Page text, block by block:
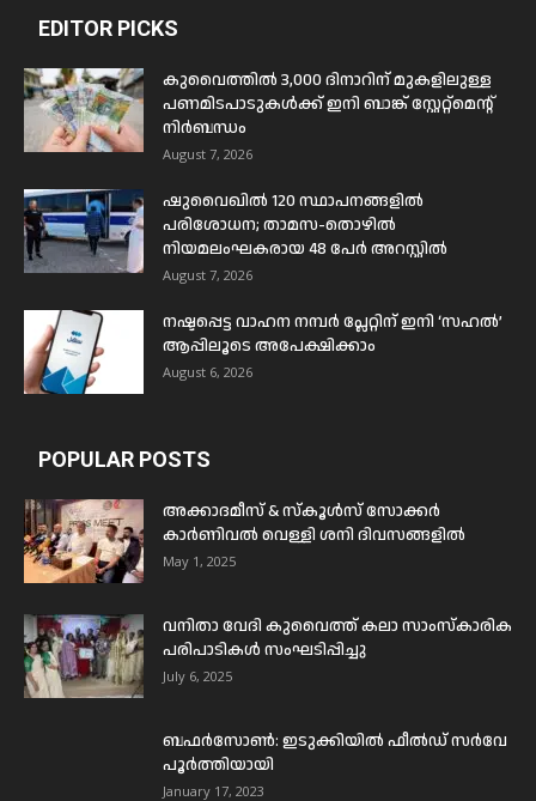
EDITOR PICKS
കുവൈത്തിൽ 3,000 ദിനാറിന് മുകളിലുള്ള
പണമിടപാടുകൾക്ക് ഇനി ബാങ്ക് സ്റ്റേറ്റ്മെന്റ്
നിർബന്ധം
August 7, 2026
ഷുവൈഖിൽ 120 സ്ഥാപനങ്ങളിൽ
പരിശോധന; താമസ-തൊഴിൽ
നിയമലംഘകരായ 48 പേർ അറസ്റ്റിൽ
August 7, 2026
നഷ്ടപ്പെട്ട വാഹന നമ്പർ പ്ലേറ്റിന് ഇനി ‘സഹൽ’
ആപ്പിലൂടെ അപേക്ഷിക്കാം
August 6, 2026
POPULAR POSTS
അക്കാദമീസ് & സ്കൂൾസ് സോക്കർ
കാർണിവൽ വെള്ളി ശനി ദിവസങ്ങളിൽ
May 1, 2025
വനിതാ വേദി കുവൈത്ത് കലാ സാംസ്കാരിക
പരിപാടികൾ സംഘടിപ്പിച്ചു
July 6, 2025
ബഫര്‍സോണ്‍: ഇടുക്കിയില്‍ ഫീല്‍ഡ് സര്‍വേ
പൂര്‍ത്തിയായി
January 17, 2023